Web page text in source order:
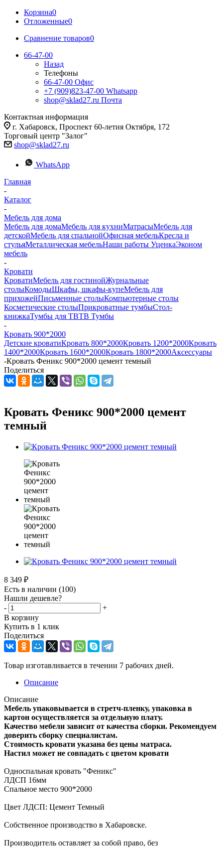
Корзина0
Отложенные0
Сравнение товаров0
66-47-00
Назад
Телефоны
66-47-00 Офис
+7 (909)823-47-00 Whatsapp
shop@sklad27.ru Почта
Контактная информация
г. Хабаровск, Проспект 60-летия Октября, 172
Торговый центр "Залог"
shop@sklad27.ru
WhatsApp
Главная
-
Каталог
-
Мебель для дома
Мебель для домаМебель для кухниМатраcыМебель для
детскойМебель для спальнойОфисная мебельКресла и
стульяМеталлическая мебельНаши работы УценкаЭконом
мебель
-
Кровати
КроватиМебель для гостинойЖурнальные
столыКомодыШкафы, шкафы-купеМебель для
прихожейПисьменные столыКомпьютерные столы
Косметические столыПрикроватные тумбыСтол-
книжкаТумбы для ТВТВ Тумбы
-
Кровать 900*2000
Детские кроватиКровать 800*2000Кровать 1200*2000Кровать
1400*2000Кровать 1600*2000Кровать 1800*2000Аксессуары
-Кровать Феникс 900*2000 цемент темный
Поделиться
Кровать Феникс 900*2000 цемент
темный
8 349 ₽
Есть в наличии (100)
Нашли дешевле?
-
+
В корзину
Купить в 1 клик
Поделиться
Товар изготавливается в течении 7 рабочих дней.
Описание
Описание
Мебель упаковывается в стретч-пленку, упаковка в
картон осуществляется за отдельную плату.
Качество мебели зависит от качества сборки. Рекомендуем
доверить сборку специалистам.
Стоимость кровати указана без цены матраса.
Настил может не совпадать с цветом кровати
Односпальная кровать "Феникс"
ЛДСП 16мм
Спальное место 900*2000
Цвет ЛДСП: Цемент Темный
Собственное производство в Хабаровске.
Производитель оставляет за собой право, без